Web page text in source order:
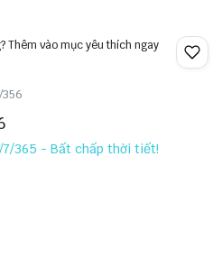
Thêm vào mục yêu thích ngay
7/365 - Bất chấp thời tiết!